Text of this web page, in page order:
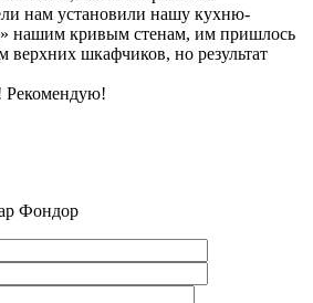
нам установили нашу кухню-
нашим кривым стенам, им пришлось
верхних шкафчиков, но результат
Рекомендую!
Фондор